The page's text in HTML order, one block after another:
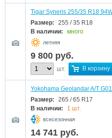
Tigar Syneris 255/35 R18
Размер:
255 / 35 R18
В наличии:
много
летняя
9 800 руб.
шт. В корзину
Yokohama Geolandar A/T
Размер:
265 / 65 R17
В наличии:
1 шт.
всесезонная
14 741 руб.